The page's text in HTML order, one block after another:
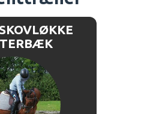
når jeg arbejder
kropsbevidsthed
det en stor glæde
sig, opleve
til at
sporten.